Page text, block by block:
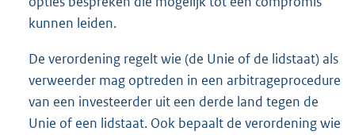
kunnen leiden.
De verordening regelt wie (de Unie of de lidstaat) als
verweerder mag optreden in een arbitrageprocedure
van een investeerder uit een derde land tegen de
Unie of een lidstaat. Ook bepaalt de verordening wie